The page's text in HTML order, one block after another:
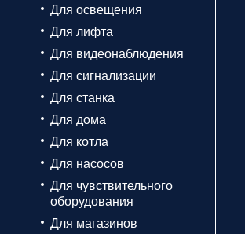
Для освещения
Для лифта
Для видеонаблюдения
Для сигнализации
Для станка
Для дома
Для котла
Для насосов
Для чувствительного
оборудования
Для магазинов